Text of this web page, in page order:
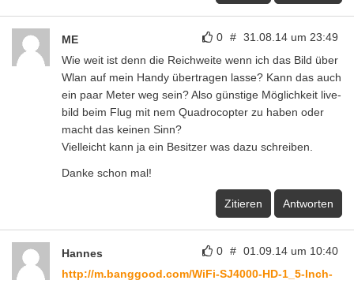
0 # 31.08.14 um 23:49
ME
Wie weit ist denn die Reichweite wenn ich das Bild über
Wlan auf mein Handy übertragen lasse? Kann das auch
ein paar Meter weg sein? Also günstige Möglichkeit live-
bild beim Flug mit nem Quadrocopter zu haben oder
macht das keinen Sinn?
Vielleicht kann ja ein Besitzer was dazu schreiben.
Danke schon mal!
Zitieren Antworten
0 # 01.09.14 um 10:40
Hannes
http://m.banggood.com/WiFi-SJ4000-HD-1_5-Inch-